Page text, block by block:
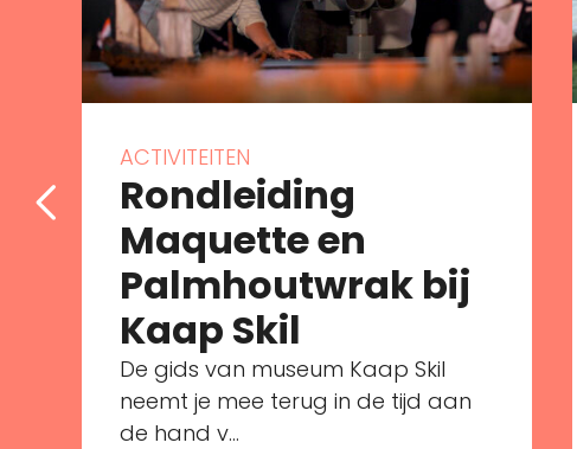
ACTIVITEITEN
Rondleiding
Maquette en
Palmhoutwrak bij
Kaap Skil
De gids van museum Kaap Skil
neemt je mee terug in de tijd aan
de hand v...